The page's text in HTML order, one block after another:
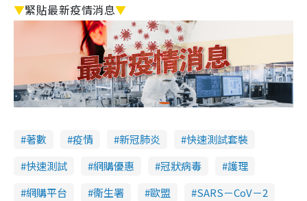
▼緊貼最新疫情消息▼
著數 疫情 新冠肺炎
快速測試套裝
快速測試
網購優惠 冠狀病毒
護理
網購平台
衞生署 歐盟 SARS－CoV－2